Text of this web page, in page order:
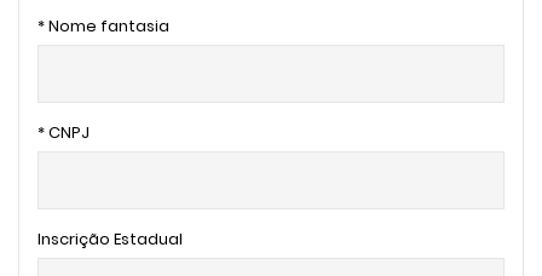
* Nome fantasia
* CNPJ
Inscrição Estadual